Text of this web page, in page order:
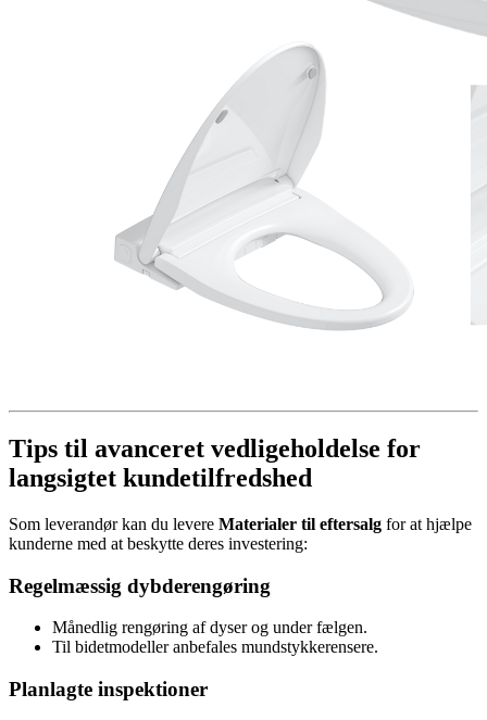
Tips til avanceret vedligeholdelse for
langsigtet kundetilfredshed
Som leverandør kan du levere Materialer til eftersalg for at hjælpe
kunderne med at beskytte deres investering:
Regelmæssig dybderengøring
Månedlig rengøring af dyser og under fælgen.
Til bidetmodeller anbefales mundstykkerensere.
Planlagte inspektioner